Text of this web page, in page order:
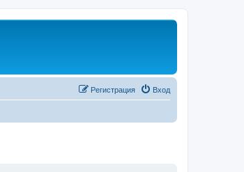
Вход
Регистрация